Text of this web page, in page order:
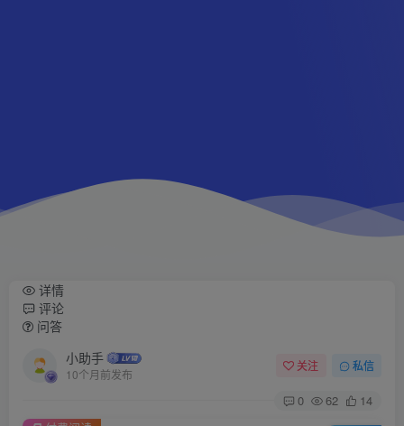
详情
评论
问答
小助手
10个月前发布
关注 私信
0 62
14